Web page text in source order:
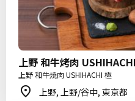
上野 和牛烤肉
上野 和牛焼肉 USHIHACHI 極
上野, 上野/谷中, 東京都